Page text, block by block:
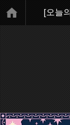
[오늘